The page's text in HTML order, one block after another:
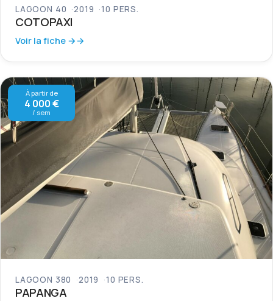
LAGOON 40 2019 10 PERS.
COTOPAXI
Voir la fiche →
À partir de
4 000 €
/ sem
LAGOON 380 2019 10 PERS.
PAPANGA